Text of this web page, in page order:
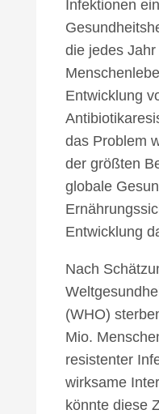
Infektionen
die jedes
Entwicklung
das Problem
der größten
globale
Entwicklung
Nach
(WHO)
Mio.
resistenter
wirksame
könnte diese